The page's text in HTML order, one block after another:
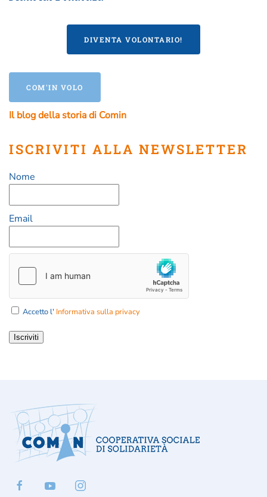
DIVENTA VOLONTARIO!
COM'IN VOLO
Il blog della storia di Comin
ISCRIVITI ALLA NEWSLETTER
Nome
Email
Accetto l' Informativa sulla privacy
Iscriviti